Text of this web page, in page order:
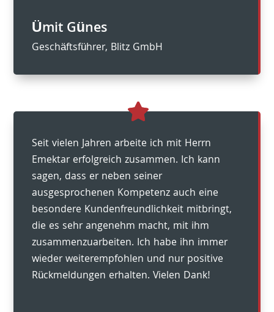
Ümit Günes
Geschäftsführer, Blitz GmbH
Seit vielen Jahren arbeite ich mit Herrn
Emektar erfolgreich zusammen. Ich kann
sagen, dass er neben seiner
ausgesprochenen Kompetenz auch eine
besondere Kundenfreundlichkeit mitbringt,
die es sehr angenehm macht, mit ihm
zusammenzuarbeiten. Ich habe ihn immer
wieder weiterempfohlen und nur positive
Rückmeldungen erhalten. Vielen Dank!